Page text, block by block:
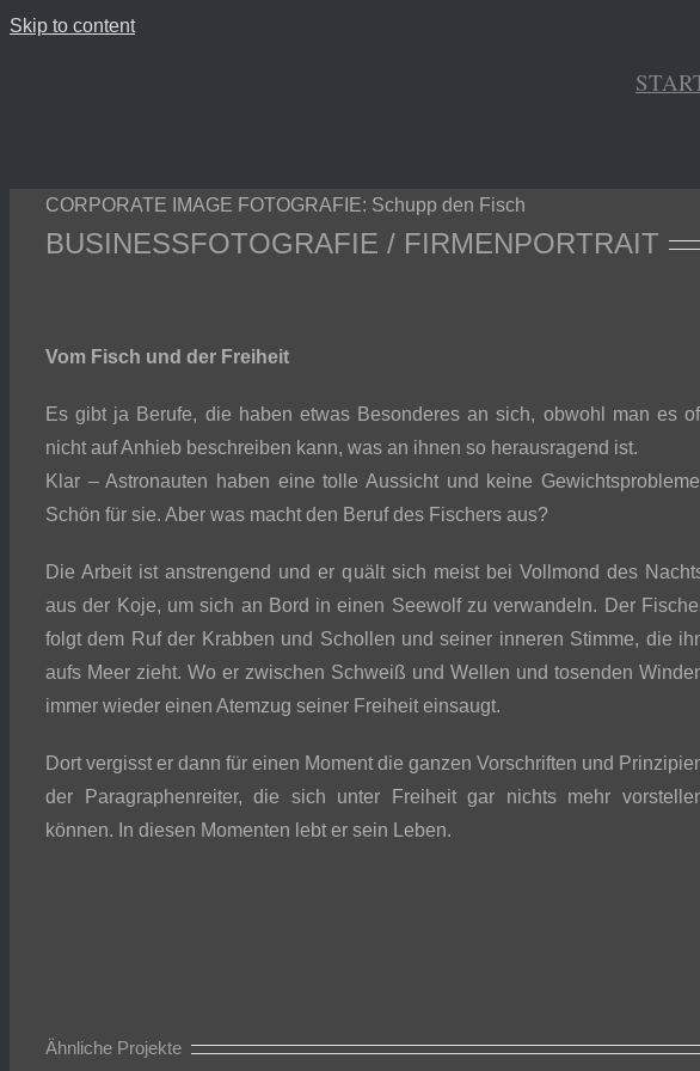
Skip to content
CORPORATE IMAGE FOTOGRAFIE: Schupp den Fisch
BUSINESSFOTOGRAFIE / FIRMENPORTRAIT
Vom Fisch und der Freiheit
Es gibt ja Berufe, die haben etwas Besonderes an sich, obwohl man es
nicht auf Anhieb beschreiben kann, was an ihnen so herausragend ist.
Klar – Astronauten haben eine tolle Aussicht und keine
Schön für sie. Aber was macht den Beruf des Fischers aus?
Die Arbeit ist anstrengend und er quält sich meist bei Vollmond des
aus der Koje, um sich an Bord in einen Seewolf zu verwandeln. Der
folgt dem Ruf der Krabben und Schollen und seiner inneren Stimme, die
aufs Meer zieht. Wo er zwischen Schweiß und Wellen und tosenden
immer wieder einen Atemzug seiner Freiheit einsaugt.
Dort vergisst er dann für einen Moment die ganzen Vorschriften und
der Paragraphenreiter, die sich unter Freiheit gar nichts mehr
können. In diesen Momenten lebt er sein Leben.
Ähnliche Projekte